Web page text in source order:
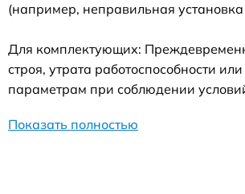
(например, неправильная установка
Для комплектующих:
строя, утрата работоспособности
параметрам при соблюдении
Показать полностью